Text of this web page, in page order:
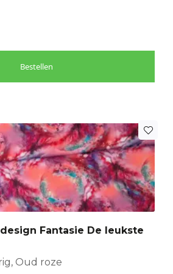
Bestellen
Fantasie De leukste
Oud roze